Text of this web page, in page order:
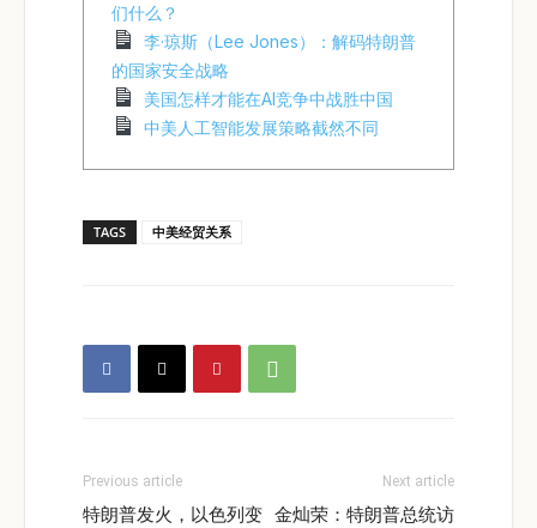
们什么？
李·琼斯（Lee Jones）：解码特朗普
的国家安全战略
美国怎样才能在AI竞争中战胜中国
中美人工智能发展策略截然不同
TAGS 中美经贸关系
Previous article
特朗普发火，以色列变
Next article
金灿荣：特朗普总统访